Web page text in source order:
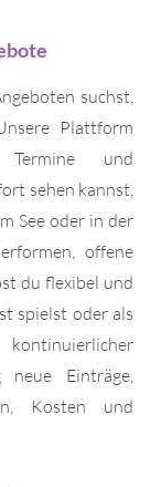
suchst,
Plattform
Termine und
sehen kannst,
See oder in der
offene
du flexibel und
spielst oder als
neue Einträge,
Kosten und